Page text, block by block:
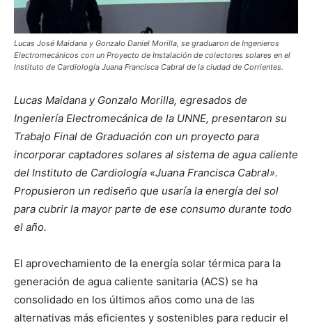
Lucas José Maidana y Gonzalo Daniel Morilla, se graduaron de Ingenieros
Electromecánicos con un Proyecto de Instalación de colectores solares en el
Instituto de Cardiología Juana Francisca Cabral de la ciudad de Corrientes.
Lucas Maidana y Gonzalo Morilla, egresados de
Ingeniería Electromecánica de la UNNE, presentaron su
Trabajo Final de Graduación con un proyecto para
incorporar captadores solares al sistema de agua caliente
del Instituto de Cardiología «Juana Francisca Cabral».
Propusieron un rediseño que usaría la energía del sol
para cubrir la mayor parte de ese consumo durante todo
el año.
El aprovechamiento de la energía solar térmica para la
generación de agua caliente sanitaria (ACS) se ha
consolidado en los últimos años como una de las
alternativas más eficientes y sostenibles para reducir el